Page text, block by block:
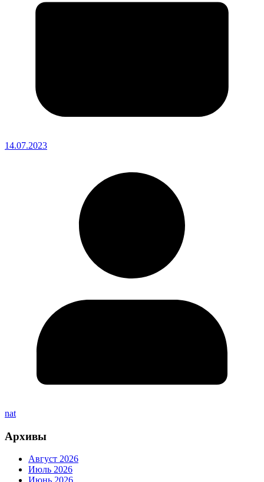
14.07.2023
nat
Архивы
Август 2026
Июль 2026